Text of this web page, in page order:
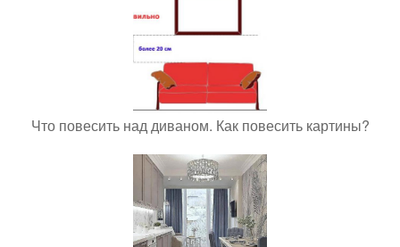
Что повесить над диваном. Как повесить картины?